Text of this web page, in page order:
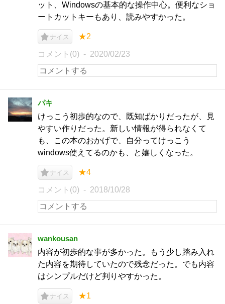
ット、Windowsの基本的な操作中心。便利なショ
ートカットキーもあり、読みやすかった。
ナイス ★2
コメント(0) 2020/02/23
パキ
けっこう初歩的なので、既知ばかりだったが、見
やすい作りだった。新しい情報が得られなくて
も、この本のおかげで、自分ってけっこう
windows使えてるのかも、と嬉しくなった。
ナイス ★4
コメント(0) 2018/10/28
wankousan
内容が初歩的な事が多かった。もう少し踏み入れ
た内容を期待していたので残念だった。でも内容
はシンプルだけど判りやすかった。
ナイス ★1